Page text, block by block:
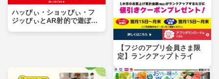
ハッぴぃ・ショッぴぃ・フ
ジッぴぃとAR射的で遊ぼ
【フジのアプリ会員さま限
定】ランクアップトライ